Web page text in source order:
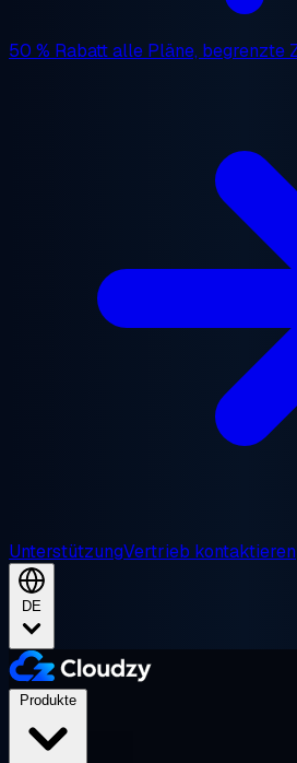
50 % Rabattalle Pläne, begrenzte
UnterstützungVertrieb kontaktieren
DE